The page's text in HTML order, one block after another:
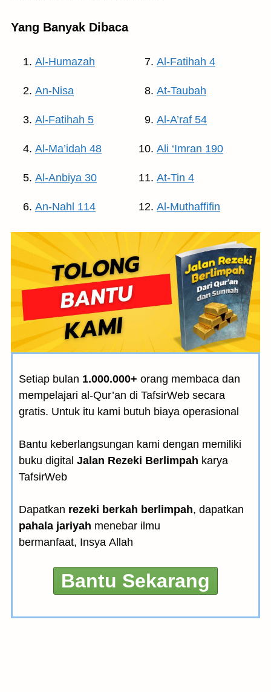
Yang Banyak Dibaca
Al-Humazah
An-Nisa
Al-Fatihah 5
Al-Ma’idah 48
Al-Anbiya 30
An-Nahl 114
Al-Fatihah 4
At-Taubah
Al-A’raf 54
Ali ‘Imran 190
At-Tin 4
Al-Muthaffifin
Setiap bulan 1.000.000+ orang membaca dan
mempelajari al-Qur’an di TafsirWeb secara
gratis. Untuk itu kami butuh biaya operasional
Bantu keberlangsungan kami dengan memiliki
buku digital Jalan Rezeki Berlimpah karya
TafsirWeb
Dapatkan rezeki berkah berlimpah, dapatkan
pahala jariyah menebar ilmu
bermanfaat, Insya Allah
Bantu Sekarang